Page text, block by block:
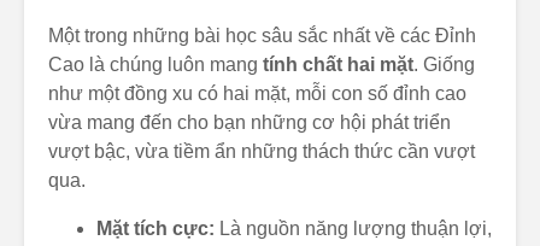
Một trong những bài học sâu sắc nhất về các Đỉnh
Cao là chúng luôn mang tính chất hai mặt. Giống
như một đồng xu có hai mặt, mỗi con số đỉnh cao
vừa mang đến cho bạn những cơ hội phát triển
vượt bậc, vừa tiềm ẩn những thách thức cần vượt
qua.
Mặt tích cực: Là nguồn năng lượng thuận lợi,